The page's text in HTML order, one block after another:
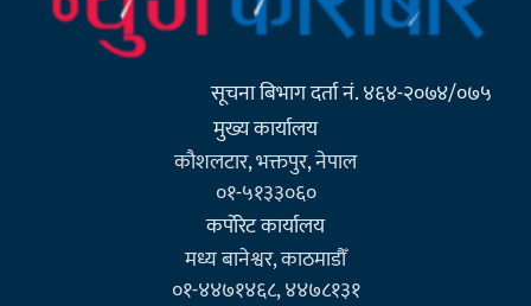
सूचना बिभाग दर्ता नं. ४६४-२०७४/०७५
मुख्य कार्यालय
कौशलटार, भक्तपुर, नेपाल
०१-५१३३०६०
कर्पाेरेट कार्यालय
मध्य बानेश्वर, काठमाडौँ
०१-४४७१४६८, ४४७८१३१